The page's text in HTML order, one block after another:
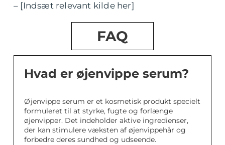
– [Indsæt relevant kilde her]
FAQ
Hvad er øjenvippe serum?
Øjenvippe serum er et kosmetisk produkt specielt
formuleret til at styrke, fugte og forlænge
øjenvipper. Det indeholder aktive ingredienser,
der kan stimulere væksten af øjenvippehår og
forbedre deres sundhed og udseende.